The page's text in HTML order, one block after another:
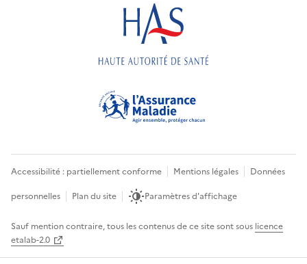
Accessibilité : partiellement conforme Mentions légales
Données
personnelles
Plan du site Paramètres d'affichage
Sauf mention contraire, tous les contenus de ce site sont sous licence
etalab-2.0